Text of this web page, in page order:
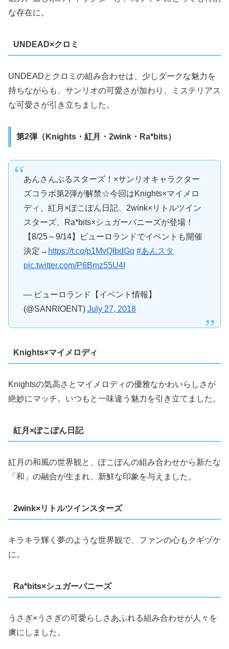
な存在に。
UNDEAD×クロミ
UNDEADとクロミの組み合わせは、少しダークな魅力を
持ちながらも、サンリオの可愛さが加わり、ミステリアス
な可愛さが引き立ちました。
第2弾（Knights・紅月・2wink・Ra*bits）
あんさんぶるスターズ！×サンリオキャラクター
ズコラボ第2弾が解禁☆今回はKnights×マイメロ
ディ、紅月×ぽこぽん日記、2wink×リトルツイン
スターズ、Ra*bits×シュガーバニーズが登場！
【8/25～9/14】ピューロランドでイベントも開催
決定→ https://t.co/p1MvQIbdGq #あんスタ
pic.twitter.com/P6Bmz55U4I
— ピューロランド【イベント情報】
(@SANRIOENT) July 27, 2018
Knights×マイメロディ
Knightsの気高さとマイメロディの優雅なかわいらしさが
絶妙にマッチ。いつもと一味違う魅力を引き立てました。
紅月×ぽこぽん日記
紅月の和風の世界観と、ぽこぽんの組み合わせから新たな
「和」の融合が生まれ、新鮮な印象を与えました。
2wink×リトルツインスターズ
キラキラ輝く夢のような世界観で、ファンの心もクギヅケ
に。
Ra*bits×シュガーバニーズ
うさぎ×うさぎの可愛らしさあふれる組み合わせが人々を
虜にしました。